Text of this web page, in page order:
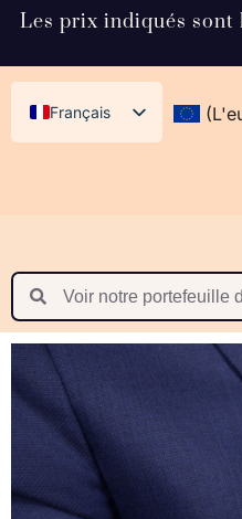
Les prix indiqués sont
Français
English (UK)
Italiano
Dansk
日本語
Polski
Nederlands